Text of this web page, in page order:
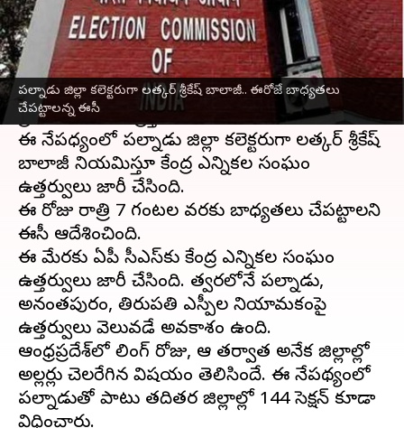
పల్నాడు జిల్లా కలెక్టరుగా లత్కర్ శ్రీకేష్ బాలాజీ.. ఈరోజే బాధ్యతలు
చేపట్టాలన్న ఈసీ
వ్రాసిన వారు Stalin May 18, 2024 05:23 pm
ఈ వార్తాకథనం ఏంటి
పోలింగ్ ముగిసి ఐదు రోజులు కావస్తున్నాపల్నాడు
ప్రాంతం ఇంకా ఉద్రిక్తంగానే ఉంది.
ఈ నేపధ్యంలో పల్నాడు జిల్లా కలెక్టరుగా లత్కర్ శ్రీకేష్
బాలాజీ నియమిస్తూ కేంద్ర ఎన్నికల సంఘం
ఉత్తర్వులు జారీ చేసింది.
ఈ రోజు రాత్రి 7 గంటల వరకు బాధ్యతలు చేపట్టాలని
ఈసీ ఆదేశించింది.
ఈ మేరకు ఏపీ సీఎస్‌కు కేంద్ర ఎన్నికల సంఘం
ఉత్తర్వులు జారీ చేసింది. త్వరలోనే పల్నాడు,
అనంతపురం, తిరుపతి ఎస్పీల నియామకంపై
ఉత్తర్వులు వెలువడే అవకాశం ఉంది.
ఆంధ్రప్రదేశ్‌లో పోలింగ్ రోజు, ఆ తర్వాత అనేక జిల్లాల్లో
అల్లర్లు చెలరేగిన విషయం తెలిసిందే. ఈ నేపథ్యంలో
పల్నాడుతో పాటు తదితర జిల్లాల్లో 144 సెక్షన్‌ కూడా